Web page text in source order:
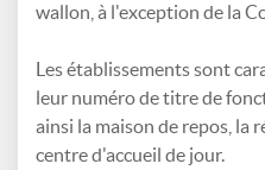
wallon, à l'exception de la
Les établissements sont
leur numéro de titre de
ainsi la maison de repos, la
centre d'accueil de jour.